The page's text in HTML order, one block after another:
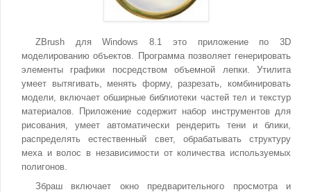
ZBrush для Windows 8.1 это приложение по 3D
моделированию объектов. Программа позволяет генерировать
элементы графики посредством объемной лепки. Утилита
умеет вытягивать, менять форму, разрезать, комбинировать
модели, включает обширные библиотеки частей тел и текстур
материалов. Приложение содержит набор инструментов для
рисования, умеет автоматически рендерить тени и блики,
распределять естественный свет, обрабатывать структуру
меха и волос в независимости от количества используемых
полигонов.
Збраш включает окно предварительного просмотра и